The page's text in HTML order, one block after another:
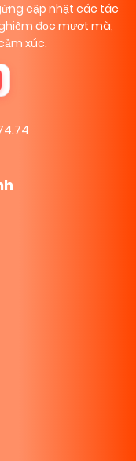
cập nhật các tác
đọc mượt mà,
xúc.